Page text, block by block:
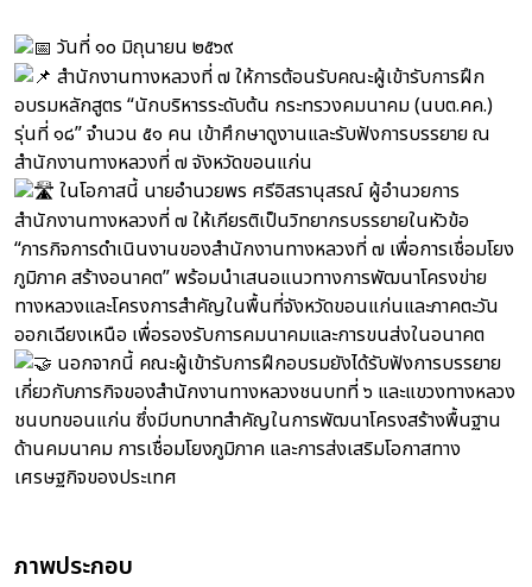
วันที่ ๑๐ มิถุนายน ๒๕๖๙
สำนักงานทางหลวงที่ ๗ ให้การต้อนรับคณะผู้เข้ารับการฝึก
อบรมหลักสูตร “นักบริหารระดับต้น กระทรวงคมนาคม (นบต.คค.)
รุ่นที่ ๑๘” จำนวน ๕๑ คน เข้าศึกษาดูงานและรับฟังการบรรยาย ณ
สำนักงานทางหลวงที่ ๗ จังหวัดขอนแก่น
ในโอกาสนี้ นายอำนวยพร ศรีอิสรานุสรณ์ ผู้อำนวยการ
สำนักงานทางหลวงที่ ๗ ให้เกียรติเป็นวิทยากรบรรยายในหัวข้อ
“ภารกิจการดำเนินงานของสำนักงานทางหลวงที่ ๗ เพื่อการเชื่อมโยง
ภูมิภาค สร้างอนาคต” พร้อมนำเสนอแนวทางการพัฒนาโครงข่าย
ทางหลวงและโครงการสำคัญในพื้นที่จังหวัดขอนแก่นและภาคตะวัน
ออกเฉียงเหนือ เพื่อรองรับการคมนาคมและการขนส่งในอนาคต
นอกจากนี้ คณะผู้เข้ารับการฝึกอบรมยังได้รับฟังการบรรยาย
เกี่ยวกับภารกิจของสำนักงานทางหลวงชนบทที่ ๖ และแขวงทางหลวง
ชนบทขอนแก่น ซึ่งมีบทบาทสำคัญในการพัฒนาโครงสร้างพื้นฐาน
ด้านคมนาคม การเชื่อมโยงภูมิภาค และการส่งเสริมโอกาสทาง
เศรษฐกิจของประเทศ
ภาพประกอบ